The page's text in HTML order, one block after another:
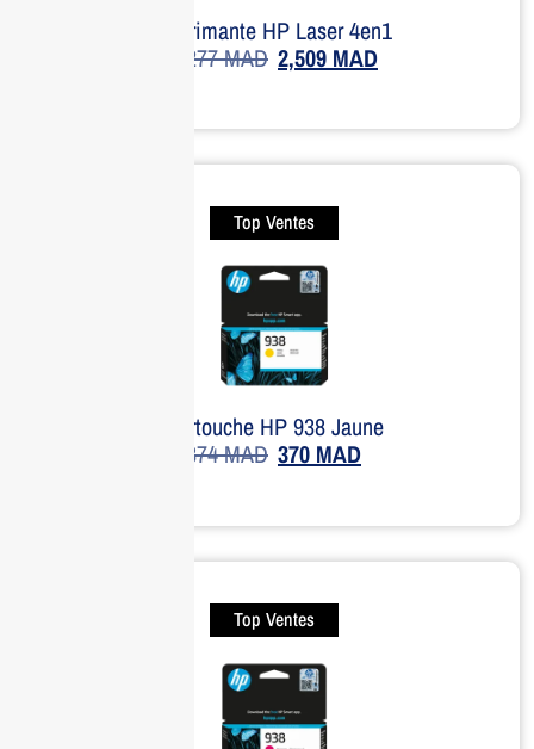
Imprimante HP Laser 4en1
3,277MAD 2,509 MAD
Top Ventes
Cartouche HP 938 Jaune
374MAD 370 MAD
Top Ventes